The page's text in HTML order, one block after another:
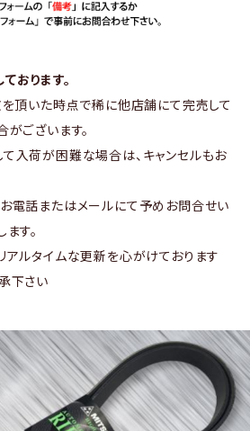
おります。
を頂いた時点で稀に他店舗にて完売して
ございます。
入荷が困難な場合は、キャンセルもお
電話またはメールにて予めお問合せい
す。
アルタイムな更新を心がけております
下さい